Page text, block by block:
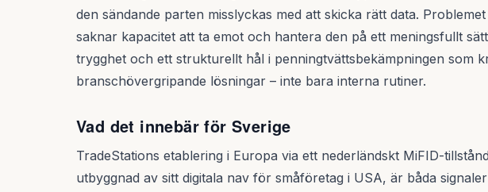
den sändande parten misslyckas med att skicka rätt data.
saknar kapacitet att ta emot och hantera den på ett meningsfullt
trygghet och ett strukturellt hål i penningtvättsbekämpningen som
branschövergripande lösningar – inte bara interna rutiner.
Vad det innebär för Sverige
TradeStations etablering i Europa via ett nederländskt MiFID-
utbyggnad av sitt digitala nav för småföretag i USA, är båda